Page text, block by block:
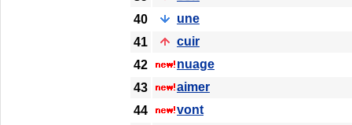
40
une
41
cuir
42
nuage
43
aimer
44
vont